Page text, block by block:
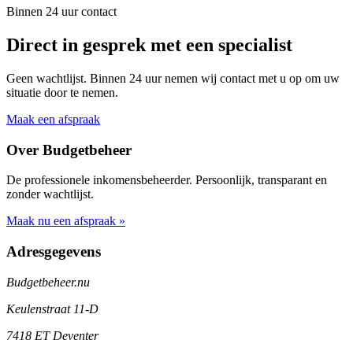
Binnen 24 uur contact
Direct in gesprek met een specialist
Geen wachtlijst. Binnen 24 uur nemen wij contact met u op om uw
situatie door te nemen.
Maak een afspraak
Over Budgetbeheer
De professionele inkomensbeheerder. Persoonlijk, transparant en
zonder wachtlijst.
Maak nu een afspraak »
Adresgegevens
Budgetbeheer.nu
Keulenstraat 11-D
7418 ET Deventer